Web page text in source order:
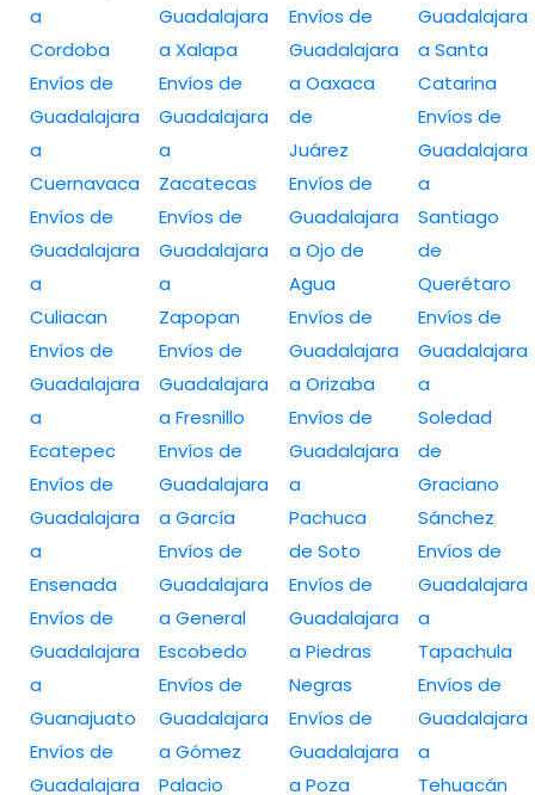
a
Cordoba
Envíos de
Guadalajara
a
Cuernavaca
Envíos de
Guadalajara
a
Culiacan
Envíos de
Guadalajara
a
Ecatepec
Envíos de
Guadalajara
a
Ensenada
Envíos de
Guadalajara
a
Guanajuato
Envíos de
Guadalajara
Guadalajara
a Xalapa
Envíos de
Guadalajara
a
Zacatecas
Envíos de
Guadalajara
a
Zapopan
Envíos de
Guadalajara
a Fresnillo
Envíos de
Guadalajara
a García
Envíos de
Guadalajara
a General
Escobedo
Envíos de
Guadalajara
a Gómez
Palacio
Envíos de
Guadalajara
a Oaxaca
de
Juárez
Envíos de
Guadalajara
a Ojo de
Agua
Envíos de
Guadalajara
a Orizaba
Envíos de
Guadalajara
a
Pachuca
de Soto
Envíos de
Guadalajara
a Piedras
Negras
Envíos de
Guadalajara
a Poza
Guadalajara
a Santa
Catarina
Envíos de
Guadalajara
a
Santiago
de
Querétaro
Envíos de
Guadalajara
a
Soledad
de
Graciano
Sánchez
Envíos de
Guadalajara
a
Tapachula
Envíos de
Guadalajara
a
Tehuacán